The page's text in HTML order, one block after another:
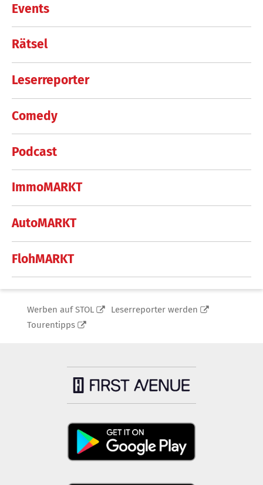
Events
Rätsel
Leserreporter
Comedy
Podcast
ImmoMARKT
AutoMARKT
FlohMARKT
Werben auf STOL
Leserreporter werden
Tourentipps